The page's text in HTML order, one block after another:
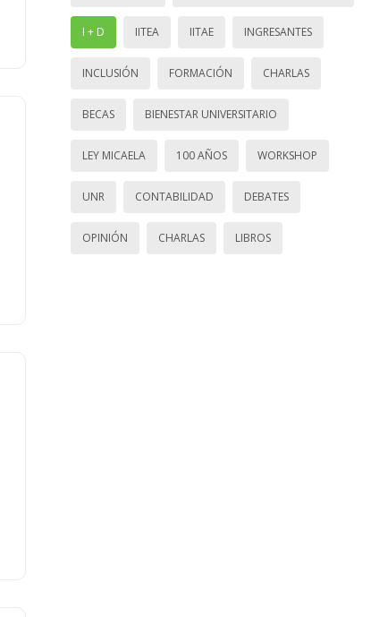
I + D IITEA IITAE INGRESANTES
INCLUSIÓN FORMACIÓN CHARLAS
BECAS BIENESTAR UNIVERSITARIO
LEY MICAELA 100 AÑOS WORKSHOP
UNR CONTABILIDAD DEBATES
OPINIÓN CHARLAS LIBROS